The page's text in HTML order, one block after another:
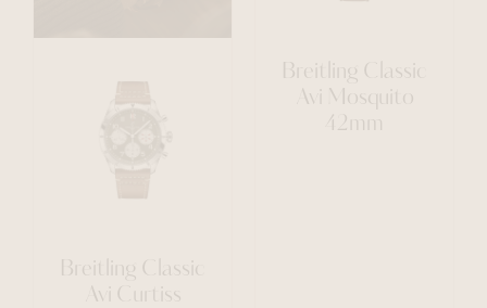
Breitling Classic
Avi Curtiss
Breitling Classic
Avi Mosquito
42mm